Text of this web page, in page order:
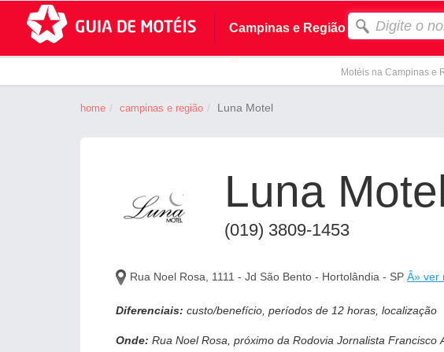
Campinas e Região
Motéis na Campinas e
home campinas e região Luna Motel
Luna Motel
(019) 3809-1453
Rua Noel Rosa, 1111 - Jd São Bento - Hortolândia - SP Â» ver
Diferenciais: custo/benefício, períodos de 12 horas, localização
Onde: Rua Noel Rosa, próximo da Rodovia Jornalista Francisco